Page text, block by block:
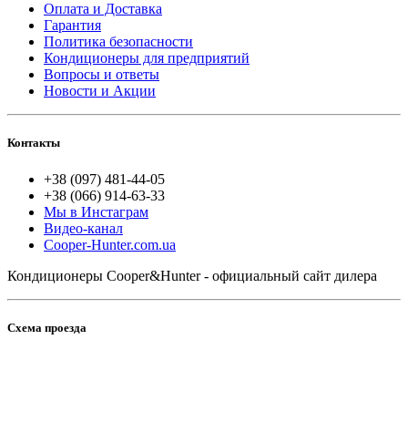
Оплата и Доставка
Гарантия
Политика безопасности
Кондиционеры для предприятий
Вопросы и ответы
Новости и Акции
Контакты
+38 (097) 481-44-05
+38 (066) 914-63-33
Мы в Инстаграм
Видео-канал
Cooper-Hunter.com.ua
Кондиционеры Cooper&Hunter - официальный сайт дилера
Схема проезда